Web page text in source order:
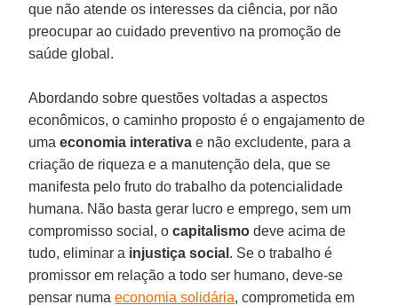
que não atende os interesses da ciência, por não
preocupar ao cuidado preventivo na promoção de
saúde global.
Abordando sobre questões voltadas a aspectos
econômicos, o caminho proposto é o engajamento de
umaeconomia interativa e não excludente, para a
criação de riqueza e a manutenção dela, que se
manifesta pelo fruto do trabalho da potencialidade
humana. Não basta gerar lucro e emprego, sem um
compromisso social, ocapitalismo deve acima de
tudo, eliminar a injustiça social . Se o trabalho é
promissor em relação a todo ser humano, deve-se
pensar numaeconomia solidária, comprometida em